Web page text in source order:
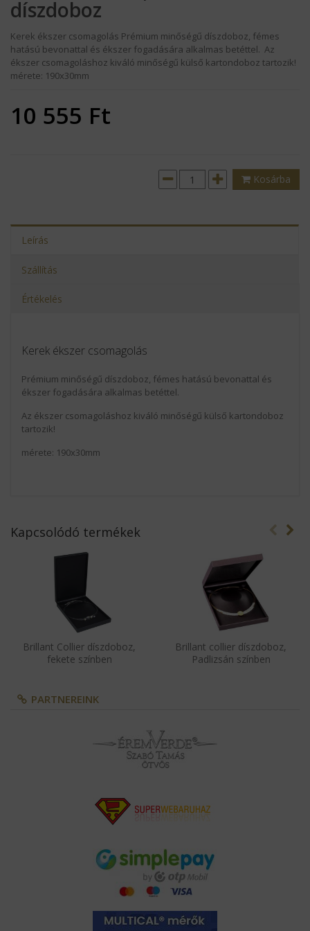
díszdoboz
Kerek ékszer csomagolás Prémium minőségű díszdoboz, fémes
hatású bevonattal és ékszer fogadására alkalmas betéttel. Az
ékszer csomagoláshoz kiváló minőségű külső kartondoboz tartozik!
mérete: 190x30mm
10 555 Ft
Kosárba
Leírás
Szállítás
Értékelés
Kerek ékszer csomagolás
Prémium minőségű díszdoboz, fémes hatású bevonattal és
ékszer fogadására alkalmas betéttel.
Az ékszer csomagoláshoz kiváló minőségű külső kartondoboz
tartozik!
mérete: 190x30mm
Kapcsolódó termékek
Brillant Collier díszdoboz,
fekete színben
Brillant collier díszdoboz,
Padlizsán színben
PARTNEREINK